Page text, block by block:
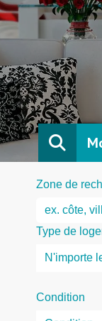
Zone de
Type de
Condition